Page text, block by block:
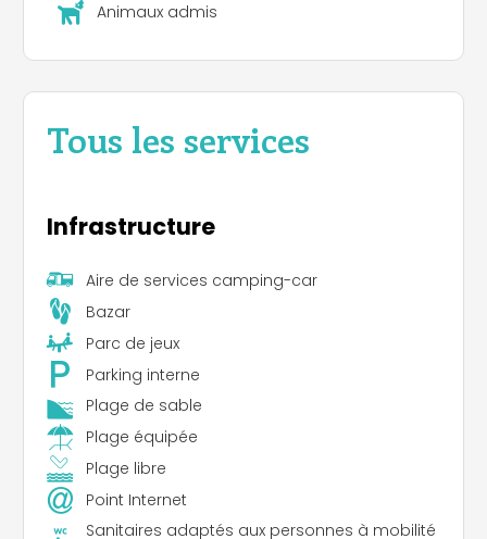
Animaux admis
Tous les services
Infrastructure
Aire de services camping-car
Bazar
Parc de jeux
Parking interne
Plage de sable
Plage équipée
Plage libre
Point Internet
Sanitaires adaptés aux personnes à mobilité